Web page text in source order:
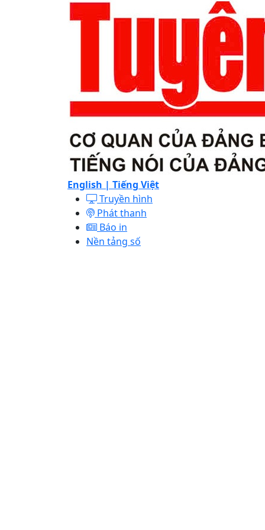
English | Tiếng Việt
Truyền hình
Phát thanh
Báo in
Nền tảng số